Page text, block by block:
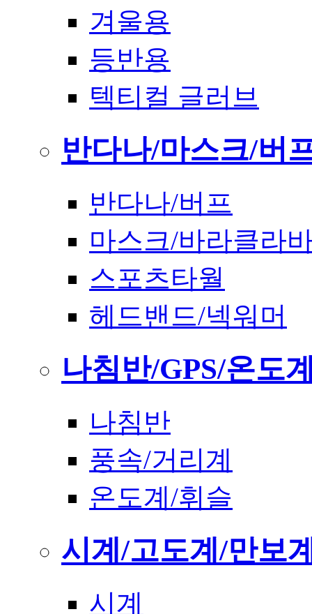
겨울용
등반용
텍티컬 글러브
반다나/마스크/버
반다나/버프
마스크/바라클라
스포츠타월
헤드밴드/넥워머
나침반/GPS/온도
나침반
풍속/거리계
온도계/휘슬
시계/고도계/만보
시계